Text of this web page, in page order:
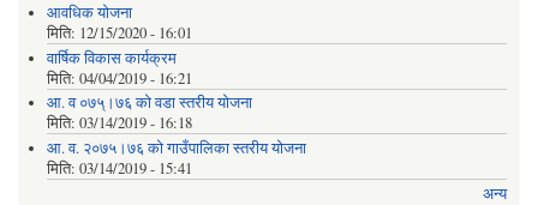
आवधिक योजना
मिति: 12/15/2020 - 16:01
वार्षिक विकास कार्यक्रम
मिति: 04/04/2019 - 16:21
आ. व ०७५्।७६ को वडा स्तरीय योजना
मिति: 03/14/2019 - 16:18
आ. व. २०७५।७६ को गाउँपालिका स्तरीय योजना
मिति: 03/14/2019 - 15:41
अन्य